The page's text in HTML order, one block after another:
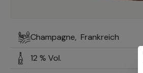
Champagne, Frankreich
12 % Vol.